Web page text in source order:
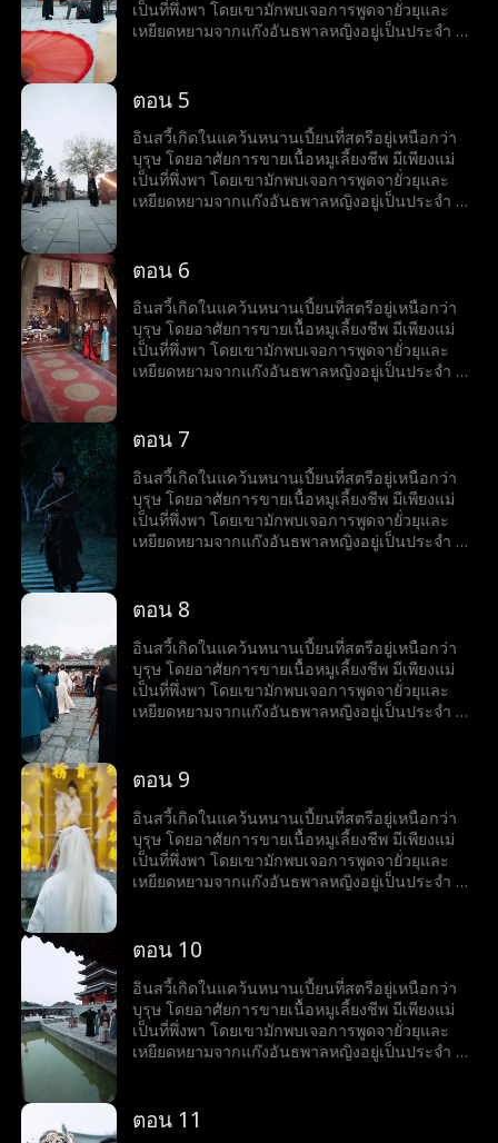
ชุมนุมเทพนักรบ ทว่าเขากลับเริ่มเข้าใกล้ชาติ
กำเนิดของตัวเองที่ลานเทพนักรบทีละนิด...
เป็นที่พึ่งพา โดยเขามักพบเจอการพูดจายั่วยุและ
เหยียดหยามจากแก๊งอันธพาลหญิงอยู่เป็นประจำ จึง
ฝึกฝนวิทยายุทธ์ แต่อินสวี้กลับมีใจที่อยากออกทัพไป
วิทยายุทธ์ลับหลังแม่ เพื่อทำให้ปณิธานที่หวังไว้เป็น
จริง อินสวี้ไม่สนใจที่แม่คัดค้านการเข้าร่วมงาน
ชุมนุมเทพนักรบ ทว่าเขากลับเริ่มเข้าใกล้ชาติ
กำเนิดของตัวเองที่ลานเทพนักรบทีละนิด...
ตอน 5
อินสวี้เกิดในแคว้นหนานเปี้ยนที่สตรีอยู่เหนือกว่า
บุรุษ โดยอาศัยการขายเนื้อหมูเลี้ยงชีพ มีเพียงแม่
เป็นที่พึ่งพา โดยเขามักพบเจอการพูดจายั่วยุและ
เหยียดหยามจากแก๊งอันธพาลหญิงอยู่เป็นประจำ จึง
ฝึกฝนวิทยายุทธ์ แต่อินสวี้กลับมีใจที่อยากออกทัพไป
วิทยายุทธ์ลับหลังแม่ เพื่อทำให้ปณิธานที่หวังไว้เป็น
จริง อินสวี้ไม่สนใจที่แม่คัดค้านการเข้าร่วมงาน
ชุมนุมเทพนักรบ ทว่าเขากลับเริ่มเข้าใกล้ชาติ
กำเนิดของตัวเองที่ลานเทพนักรบทีละนิด...
ตอน 6
อินสวี้เกิดในแคว้นหนานเปี้ยนที่สตรีอยู่เหนือกว่า
บุรุษ โดยอาศัยการขายเนื้อหมูเลี้ยงชีพ มีเพียงแม่
เป็นที่พึ่งพา โดยเขามักพบเจอการพูดจายั่วยุและ
เหยียดหยามจากแก๊งอันธพาลหญิงอยู่เป็นประจำ จึง
ฝึกฝนวิทยายุทธ์ แต่อินสวี้กลับมีใจที่อยากออกทัพไป
วิทยายุทธ์ลับหลังแม่ เพื่อทำให้ปณิธานที่หวังไว้เป็น
จริง อินสวี้ไม่สนใจที่แม่คัดค้านการเข้าร่วมงาน
ชุมนุมเทพนักรบ ทว่าเขากลับเริ่มเข้าใกล้ชาติ
กำเนิดของตัวเองที่ลานเทพนักรบทีละนิด...
ตอน 7
อินสวี้เกิดในแคว้นหนานเปี้ยนที่สตรีอยู่เหนือกว่า
บุรุษ โดยอาศัยการขายเนื้อหมูเลี้ยงชีพ มีเพียงแม่
เป็นที่พึ่งพา โดยเขามักพบเจอการพูดจายั่วยุและ
เหยียดหยามจากแก๊งอันธพาลหญิงอยู่เป็นประจำ จึง
ฝึกฝนวิทยายุทธ์ แต่อินสวี้กลับมีใจที่อยากออกทัพไป
วิทยายุทธ์ลับหลังแม่ เพื่อทำให้ปณิธานที่หวังไว้เป็น
จริง อินสวี้ไม่สนใจที่แม่คัดค้านการเข้าร่วมงาน
ชุมนุมเทพนักรบ ทว่าเขากลับเริ่มเข้าใกล้ชาติ
กำเนิดของตัวเองที่ลานเทพนักรบทีละนิด...
ตอน 8
อินสวี้เกิดในแคว้นหนานเปี้ยนที่สตรีอยู่เหนือกว่า
บุรุษ โดยอาศัยการขายเนื้อหมูเลี้ยงชีพ มีเพียงแม่
เป็นที่พึ่งพา โดยเขามักพบเจอการพูดจายั่วยุและ
เหยียดหยามจากแก๊งอันธพาลหญิงอยู่เป็นประจำ จึง
ฝึกฝนวิทยายุทธ์ แต่อินสวี้กลับมีใจที่อยากออกทัพไป
วิทยายุทธ์ลับหลังแม่ เพื่อทำให้ปณิธานที่หวังไว้เป็น
จริง อินสวี้ไม่สนใจที่แม่คัดค้านการเข้าร่วมงาน
ชุมนุมเทพนักรบ ทว่าเขากลับเริ่มเข้าใกล้ชาติ
กำเนิดของตัวเองที่ลานเทพนักรบทีละนิด...
ตอน 9
อินสวี้เกิดในแคว้นหนานเปี้ยนที่สตรีอยู่เหนือกว่า
บุรุษ โดยอาศัยการขายเนื้อหมูเลี้ยงชีพ มีเพียงแม่
เป็นที่พึ่งพา โดยเขามักพบเจอการพูดจายั่วยุและ
เหยียดหยามจากแก๊งอันธพาลหญิงอยู่เป็นประจำ จึง
ฝึกฝนวิทยายุทธ์ แต่อินสวี้กลับมีใจที่อยากออกทัพไป
วิทยายุทธ์ลับหลังแม่ เพื่อทำให้ปณิธานที่หวังไว้เป็น
จริง อินสวี้ไม่สนใจที่แม่คัดค้านการเข้าร่วมงาน
ชุมนุมเทพนักรบ ทว่าเขากลับเริ่มเข้าใกล้ชาติ
กำเนิดของตัวเองที่ลานเทพนักรบทีละนิด...
ตอน 10
อินสวี้เกิดในแคว้นหนานเปี้ยนที่สตรีอยู่เหนือกว่า
บุรุษ โดยอาศัยการขายเนื้อหมูเลี้ยงชีพ มีเพียงแม่
เป็นที่พึ่งพา โดยเขามักพบเจอการพูดจายั่วยุและ
เหยียดหยามจากแก๊งอันธพาลหญิงอยู่เป็นประจำ จึง
ฝึกฝนวิทยายุทธ์ แต่อินสวี้กลับมีใจที่อยากออกทัพไป
ตอน 11